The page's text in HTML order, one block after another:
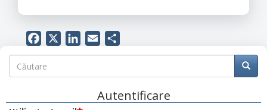
Facebook LinkedIn
Email
Căutare
Căutare
Autentificare